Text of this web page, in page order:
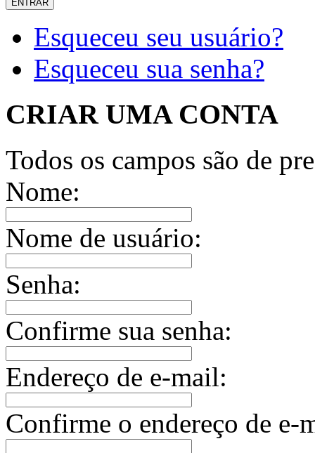
Esqueceu seu usuário?
Esqueceu sua senha?
CRIAR UMA CONTA
Todos os campos são de
Nome:
Nome de usuário:
Senha:
Confirme sua senha:
Endereço de e-mail:
Confirme o endereço de e-